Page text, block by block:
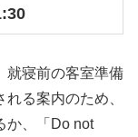
就寝前の客室準備
る案内のため、
か、「Do not